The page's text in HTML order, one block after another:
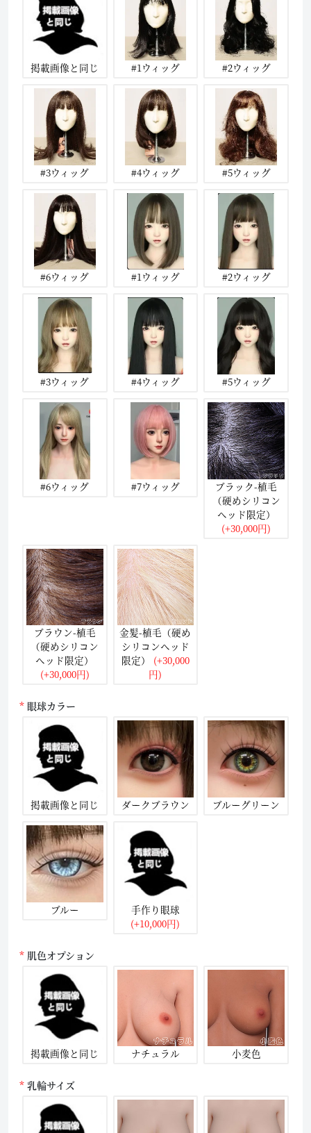
掲載画像と同じ #1ウィッグ #2ウィッグ
#3ウィッグ #4ウィッグ #5ウィッグ
#6ウィッグ #1ウィッグ #2ウィッグ
#3ウィッグ #4ウィッグ #5ウィッグ
#6ウィッグ #7ウィッグ
ブラック-植毛
（硬めシリコン
ヘッド限定）
(+30,000円)
ブラウン-植毛
（硬めシリコン
ヘッド限定）
(+30,000円)
金髪-植毛（硬め
シリコンヘッド
限定）
(+30,000
円)
眼球カラー
掲載画像と同じ ダークブラウン ブルーグリーン
ブルー
手作り眼球
(+10,000円)
肌色オプション
掲載画像と同じ ナチュラル 小麦色
乳輪サイズ